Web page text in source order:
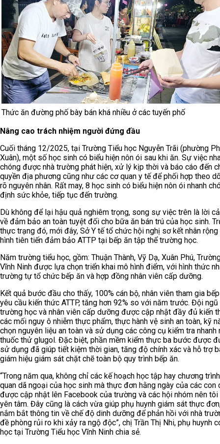
Thức ăn đường phố bày bán khá nhiều ở các tuyến phố
Nâng cao trách nhiệm người đứng đầu
Cuối tháng 12/2025, tại Trường Tiểu học Nguyễn Trãi (phường
Xuân), một số học sinh có biểu hiện nôn ói sau khi ăn. Sự việc
chóng được nhà trường phát hiện, xử lý kịp thời và báo cáo đến
quyền địa phương cũng như các cơ quan y tế để phối hợp theo
rõ nguyên nhân. Rất may, 8 học sinh có biểu hiện nôn ói nhanh
định sức khỏe, tiếp tục đến trường.
Dù không để lại hậu quả nghiêm trọng, song sự việc trên là lời
về đảm bảo an toàn tuyệt đối cho bữa ăn bán trú của học sinh.
thực trạng đó, mới đây, Sở Y tế tổ chức hội nghị sơ kết nhân rộng
hình tiên tiến đảm bảo ATTP tại bếp ăn tập thể trường học.
Năm trường tiểu học, gồm: Thuận Thành, Vỹ Dạ, Xuân Phú,
Vĩnh Ninh được lựa chọn triển khai mô hình điểm, với hình thức
trường tự tổ chức bếp ăn và hợp đồng nhân viên cấp dưỡng.
Kết quả bước đầu cho thấy, 100% cán bộ, nhân viên tham gia
yêu cầu kiến thức ATTP, tăng hơn 92% so với năm trước. Đội ngũ
trường học và nhân viên cấp dưỡng được cập nhật đầy đủ kiến
các mối nguy ô nhiễm thực phẩm, thực hành vệ sinh an toàn, kỹ
chọn nguyên liệu an toàn và sử dụng các công cụ kiểm tra nhanh
thuốc thử glugol. Đặc biệt, phần mềm kiểm thực ba bước được
sử dụng đã giúp tiết kiệm thời gian, tăng độ chính xác và hỗ trợ
giám hiệu giám sát chặt chẽ toàn bộ quy trình bếp ăn.
“Trong năm qua, không chỉ các kế hoạch học tập hay chương
quan dã ngoại của học sinh mà thực đơn hằng ngày của các con
được cập nhật lên Facebook của trường và các hội nhóm nên tôi
yên tâm. Đây cũng là cách vừa giúp phụ huynh giám sát thực
nắm bắt thông tin về chế độ dinh dưỡng để phản hồi với nhà
đề phòng rủi ro khi xảy ra ngộ độc”, chị Trần Thị Nhi, phụ huynh
học tại Trường Tiểu học Vĩnh Ninh chia sẻ.